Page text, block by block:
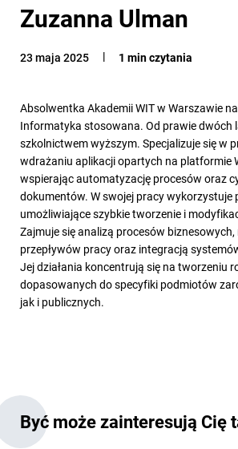
Zuzanna Ulman
23 maja 2025 1 min czytania
Absolwentka Akademii WIT w Warszawie
Informatyka stosowana. Od prawie dwóch
szkolnictwem wyższym. Specjalizuje się w
wdrażaniu aplikacji opartych na platformie
wspierając automatyzację procesów oraz
dokumentów. W swojej pracy wykorzystuje
umożliwiające szybkie tworzenie i
Zajmuje się analizą procesów
przepływów pracy oraz integracją
Jej działania koncentrują się na tworzeniu
dopasowanych do specyfiki podmiotów
jak i publicznych.
Być może zainteresują Cię